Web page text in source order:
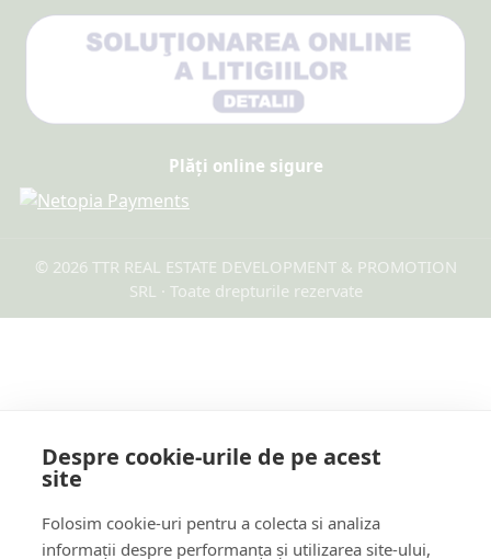
Despre cookie-urile de pe acest
site
Folosim cookie-uri pentru a colecta si analiza
informații despre performanța și utilizarea site-ului,
Plăți online sigure
© 2026 TTR REAL ESTATE DEVELOPMENT & PROMOTION
SRL · Toate drepturile rezervate